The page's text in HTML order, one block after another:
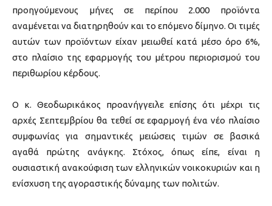
προηγούμενους μήνες σε περίπου 2.000 προϊόντα
αναμένεται να διατηρηθούν και το επόμενο δίμηνο. Οι τιμές
αυτών των προϊόντων είχαν μειωθεί κατά μέσο όρο 6%,
στο πλαίσιο της εφαρμογής του μέτρου περιορισμού του
περιθωρίου κέρδους.
Ο κ. Θεοδωρικάκος προανήγγειλε επίσης ότι μέχρι τις
αρχές Σεπτεμβρίου θα τεθεί σε εφαρμογή ένα νέο πλαίσιο
συμφωνίας για σημαντικές μειώσεις τιμών σε βασικά
αγαθά πρώτης ανάγκης. Στόχος, όπως είπε, είναι η
ουσιαστική ανακούφιση των ελληνικών νοικοκυριών και η
ενίσχυση της αγοραστικής δύναμης των πολιτών.